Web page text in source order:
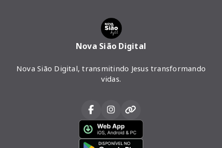
Nova Sião Digital
Nova Sião Digital, transmitindo Jesus transformando
vidas.